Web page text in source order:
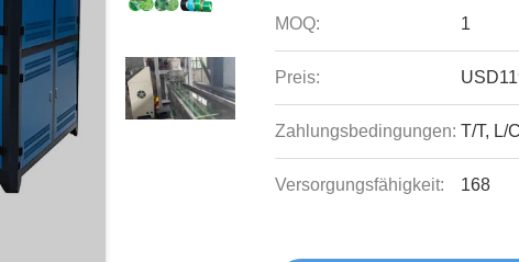
MOQ: 1
Preis:
Zahlungsbedingungen: T/T, L/C
Versorgungsfähigkeit: 168